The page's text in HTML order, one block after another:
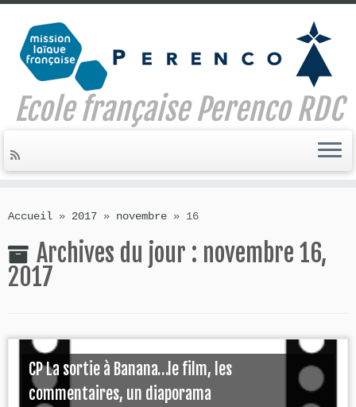
to
Ecole française Perenco RDC
Accueil » 2017 » novembre » 16
Archives du jour : novembre 16,
2017
CP La sortie à Banana…le film, les
commentaires, un diaporama